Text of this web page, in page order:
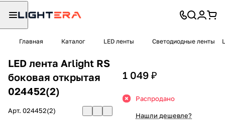
Главная Каталог LED ленты Светодиодные ленты
LED лента Arlight RS
боковая открытая
024452(2)
Арт. 024452(2)
1 049 ₽
Распродано
Нашли дешевле?